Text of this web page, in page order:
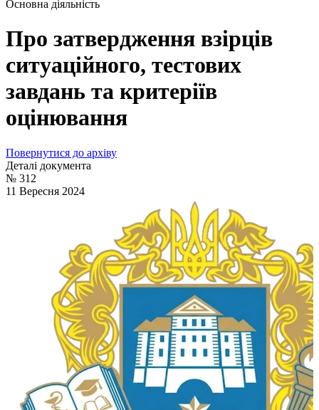
Основна діяльність
Про затвердження взірців
ситуаційного, тестових
завдань та критеріїв
оцінювання
Повернутися до архіву
Деталі документа
№ 312
11 Вересня 2024